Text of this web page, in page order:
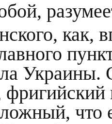
как,
Украины.